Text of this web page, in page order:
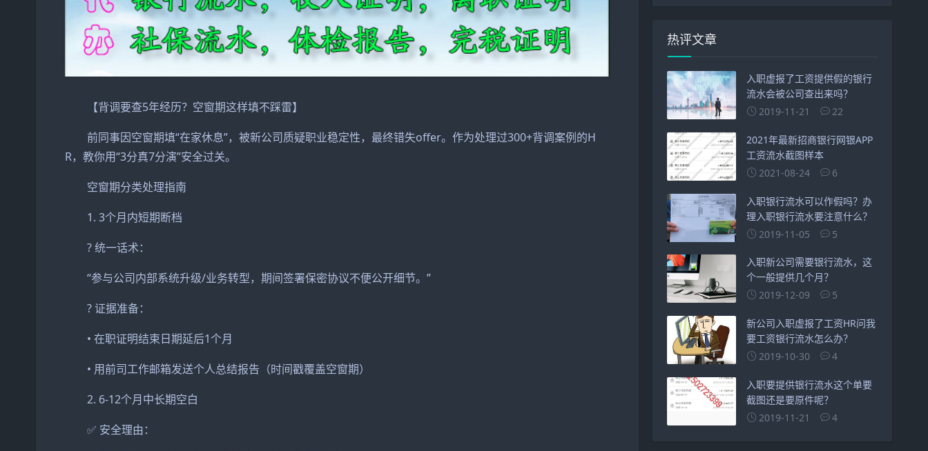
【背调要查5年经历？空窗期这样填不踩雷】
前同事因空窗期填“在家休息”，被新公司质疑职业稳定性，最终错失offer。作为处理过300+背调案例的H
R，教你用“3分真7分演”安全过关。
空窗期分类处理指南
1. 3个月内短期断档
? 统一话术：
“参与公司内部系统升级/业务转型，期间签署保密协议不便公开细节。”
? 证据准备：
• 在职证明结束日期延后1个月
• 用前司工作邮箱发送个人总结报告（时间戳覆盖空窗期）
2. 6-12个月中长期空白
✅ 安全理由：
热评文章
入职虚报了工资提供假的银行
流水会被公司查出来吗？
2019-11-21
22
2021年最新招商银行网银APP
工资流水截图样本
2021-08-24
6
入职银行流水可以作假吗？办
理入职银行流水要注意什么？
2019-11-05
5
入职新公司需要银行流水，这
个一般提供几个月？
2019-12-09
5
新公司入职虚报了工资HR问我
要工资银行流水怎么办？
2019-10-30
4
入职要提供银行流水这个单要
截图还是要原件呢？
2019-11-21
4